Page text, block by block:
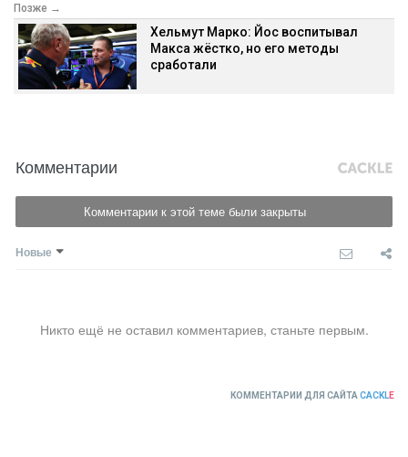
Позже →
Хельмут Марко: Йос воспитывал
Макса жёстко, но его методы
сработали
Комментарии
Комментарии к этой теме были закрыты
Новые
Никто ещё не оставил комментариев, станьте первым.
КОММЕНТАРИИ ДЛЯ САЙТА CACKLE